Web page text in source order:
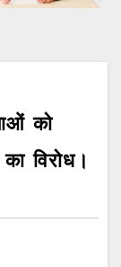
को
विरोध।